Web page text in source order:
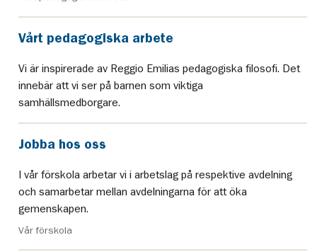
Vårt pedagogiska arbete
Vi är inspirerade av Reggio Emilias pedagogiska filosofi. Det
innebär att vi ser på barnen som viktiga
samhällsmedborgare.
Jobba hos oss
I vår förskola arbetar vi i arbetslag på respektive avdelning
och samarbetar mellan avdelningarna för att öka
gemenskapen.
Vår förskola